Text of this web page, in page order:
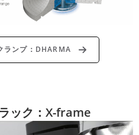
ランプ：DHARMA
ック：X-frame